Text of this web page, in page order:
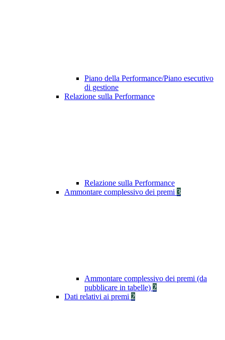
Piano della Performance/Piano esecutivo
di gestione
Relazione sulla Performance
Relazione sulla Performance
Ammontare complessivo dei premi 3
Ammontare complessivo dei premi (da
pubblicare in tabelle) 2
Dati relativi ai premi 2